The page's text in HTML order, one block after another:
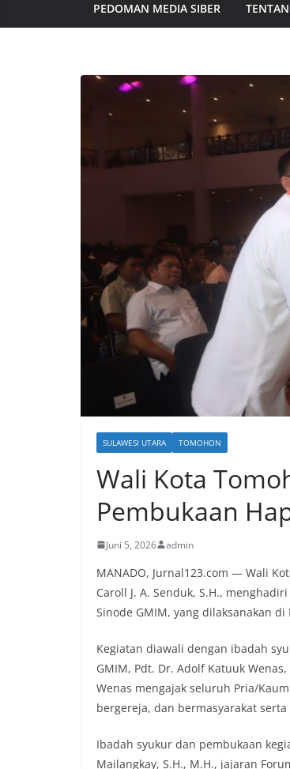
PEDOMAN MEDIA SIBER
SULAWESI UTARA TOMOHON
Wali Kota
Pembukaan
Juni 5, 2026 admin
MANADO, Jurnal123.com — Wali
Caroll J. A. Senduk, S.H.,
Sinode GMIM, yang dilaksanakan
Kegiatan diawali dengan ibadah
GMIM, Pdt. Dr. Adolf Katuuk
Wenas mengajak seluruh Pria/
bergereja, dan bermasyarakat
Ibadah syukur dan pembukaan
Mailangkay, S.H., M.H., jajaran